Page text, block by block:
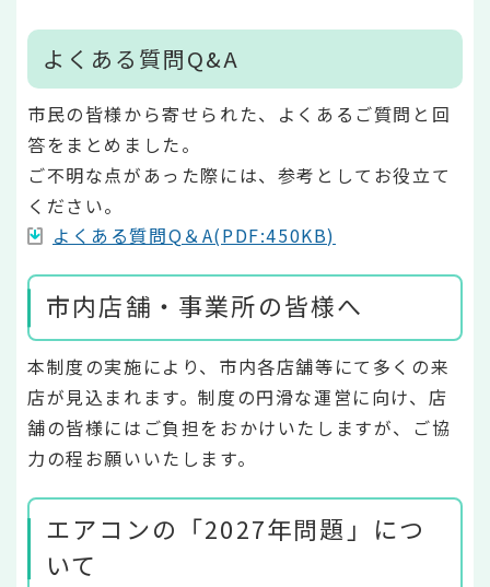
よくある質問Q&A
市民の皆様から寄せられた、よくあるご質問と回
答をまとめました。
ご不明な点があった際には、参考としてお役立て
ください。
よくある質問Q＆A(PDF:450KB)
市内店舗・事業所の皆様へ
本制度の実施により、市内各店舗等にて多くの来
店が見込まれます。制度の円滑な運営に向け、店
舗の皆様にはご負担をおかけいたしますが、ご協
力の程お願いいたします。
エアコンの「2027年問題」につ
いて